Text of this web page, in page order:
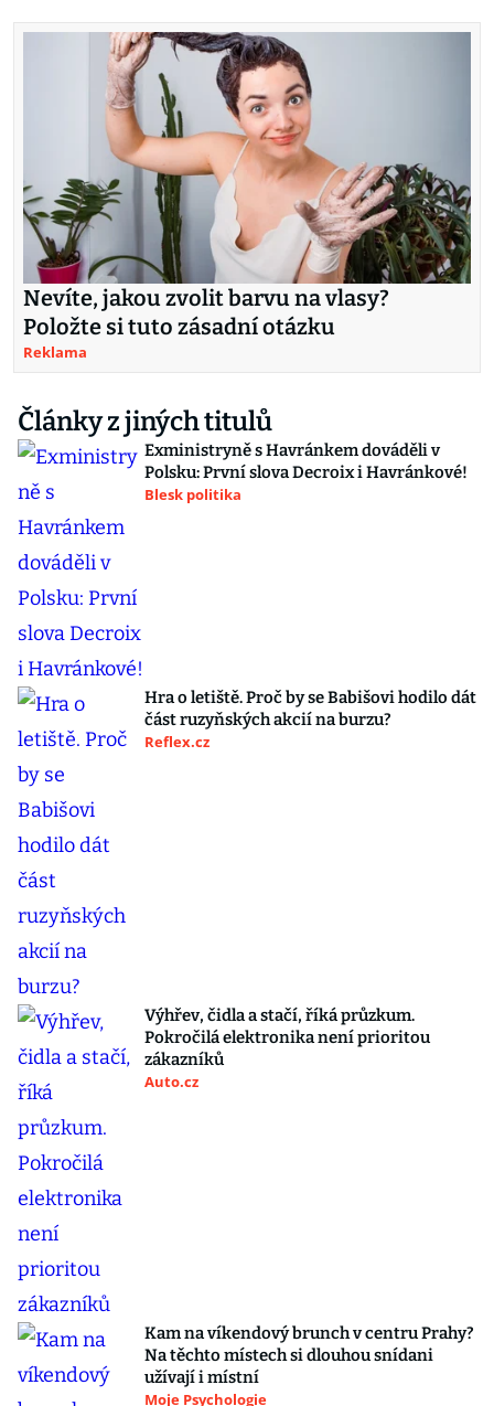
Nevíte, jakou zvolit barvu na vlasy?
Položte si tuto zásadní otázku
Reklama
Články z jiných titulů
Exministryně s Havránkem dováděli v
Polsku: První slova Decroix i Havránkové!
Blesk politika
Hra o letiště. Proč by se Babišovi hodilo dát
část ruzyňských akcií na burzu?
Reflex.cz
Výhřev, čidla a stačí, říká průzkum.
Pokročilá elektronika není prioritou
zákazníků
Auto.cz
Kam na víkendový brunch v centru Prahy?
Na těchto místech si dlouhou snídani
užívají i místní
Moje Psychologie